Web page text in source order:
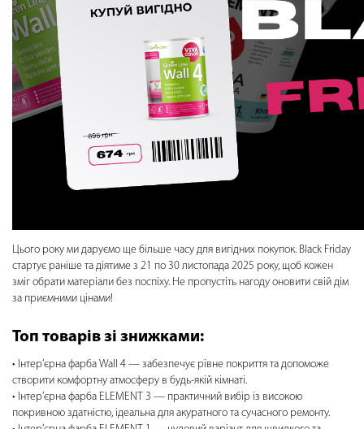
Цього року ми даруємо ще більше часу для вигідних покупок. Black Friday
стартує раніше та діятиме з 21 по 30 листопада 2025 року, щоб кожен
зміг обрати матеріали без поспіху. Не пропустіть нагоду оновити свій дім
за приємними цінами!
Топ товарів зі знижками:
Інтер’єрна фарба Wall 4 — забезпечує рівне покриття та допоможе
створити комфортну атмосферу в будь-якій кімнаті.
Інтер’єрна фарба ELEMENT 3 — практичний вибір із високою
покривною здатністю, ідеальна для акуратного та сучасного ремонту.